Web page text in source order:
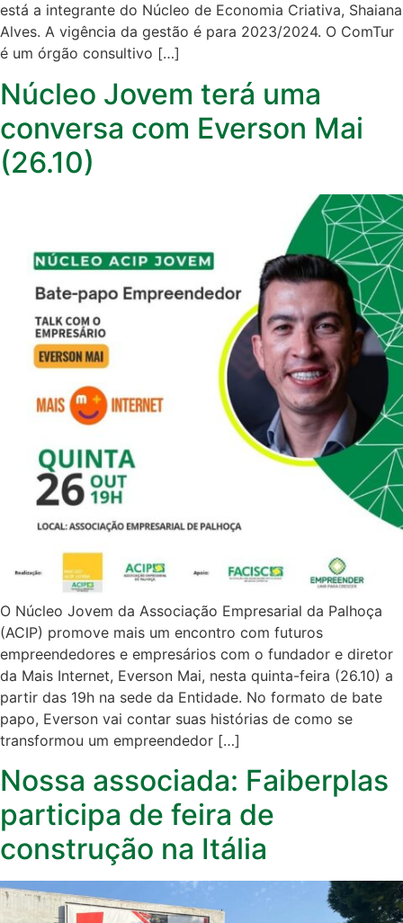
está a integrante do Núcleo de Economia Criativa, Shaiana
Alves. A vigência da gestão é para 2023/2024. O ComTur
é um órgão consultivo […]
Núcleo Jovem terá uma
conversa com Everson Mai
(26.10)
O Núcleo Jovem da Associação Empresarial da Palhoça
(ACIP) promove mais um encontro com futuros
empreendedores e empresários com o fundador e diretor
da Mais Internet, Everson Mai, nesta quinta-feira (26.10) a
partir das 19h na sede da Entidade. No formato de bate
papo, Everson vai contar suas histórias de como se
transformou um empreendedor […]
Nossa associada: Faiberplas
participa de feira de
construção na Itália